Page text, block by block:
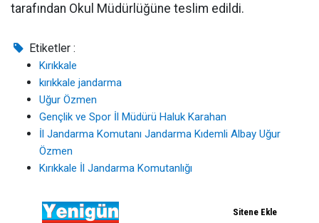
tarafından Okul Müdürlüğüne teslim edildi.
Etiketler :
Kırıkkale
kırıkkale jandarma
Uğur Özmen
Gençlik ve Spor İl Müdürü Haluk Karahan
İl Jandarma Komutanı Jandarma Kıdemli Albay Uğur
Özmen
Kırıkkale İl Jandarma Komutanlığı